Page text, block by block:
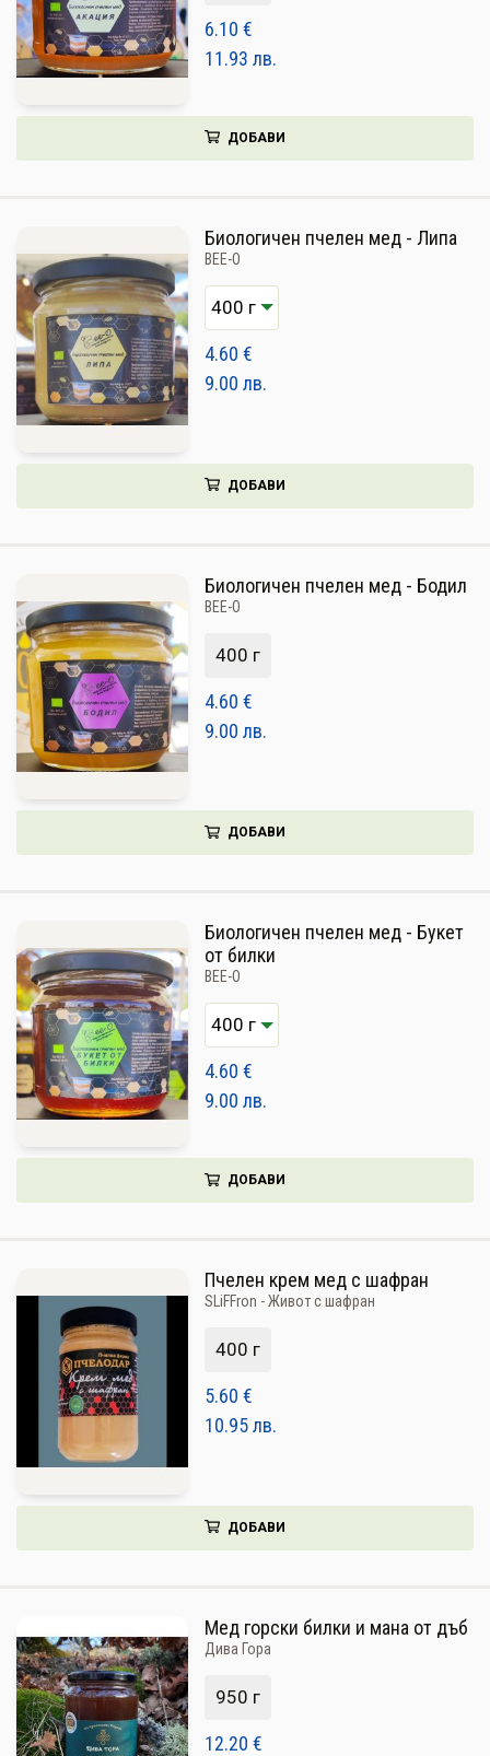
6.10 €
11.93 лв.
ДОБАВИ
Биологичен пчелен мед - Липа
BEE-O
4.60 €
9.00 лв.
ДОБАВИ
Биологичен пчелен мед - Бодил
BEE-O
400 г
4.60 €
9.00 лв.
ДОБАВИ
Биологичен пчелен мед - Букет
от билки
BEE-O
4.60 €
9.00 лв.
ДОБАВИ
Пчелен крем мед с шафран
SLiFFron - Живот с шафран
400 г
5.60 €
10.95 лв.
ДОБАВИ
Мед горски билки и мана от дъб
Дива Гора
950 г
12.20 €